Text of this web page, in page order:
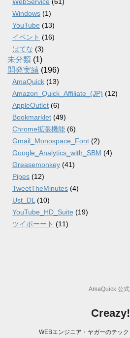
Windows (1)
YouTube (13)
イベント (16)
はてな (3)
未分類 (1)
開発実績 (196)
AmaQuick (13)
Amazon_Quick_Affiliate_(JP) (12)
AppleOutlet (6)
Bookmarklet (49)
Chrome拡張機能 (6)
Gmail_Monospace_Font (2)
Google_Analytics_with_SBM (4)
Greasemonkey (41)
Pipes (12)
TweetTheMinutes (4)
Ust_DL (10)
YouTube_HD_Suite (19)
ツイポーート (11)
AmaQuick 公
Creazy!
WEBエンジニア・ヤガーのテッ